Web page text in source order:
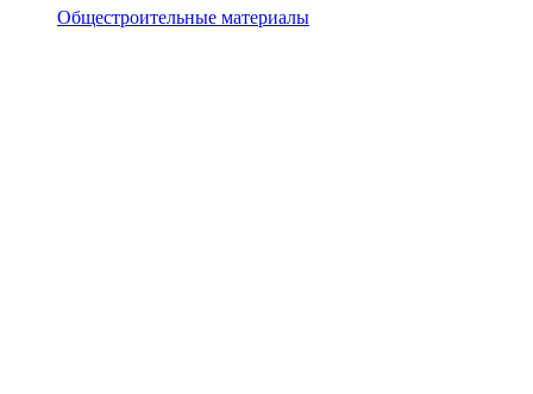
Общестроительные материалы